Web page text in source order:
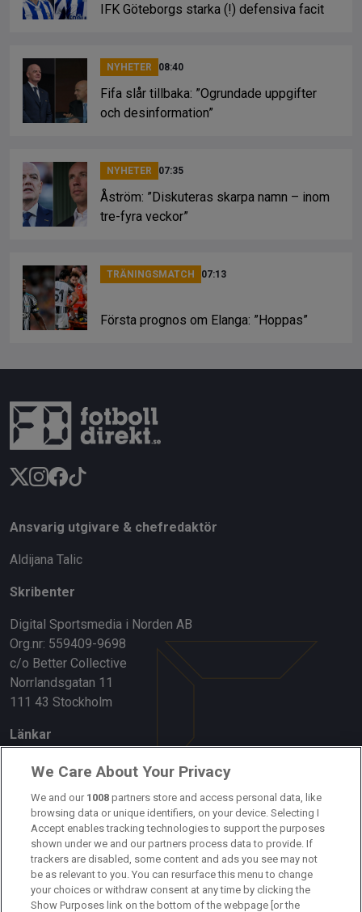
IFK Göteborgs starka (!) defensiva facit
NYHETER 08:40
Fifa slår tillbaka: ”Ogrundade uppgifter
och desinformation”
NYHETER 07:35
Åström: ”Diskuteras skarpa namn – inom
tre-fyra veckor”
TRÄNINGSMATCH 07:13
Första prognos om Elanga: ”Hoppas”
Ansvarig utgivare & chefredaktör
Aldijana Talic
Skribenter
Digital Sportsmedia i Norden AB
Org.nr: 559409-9698
c/o Better Collective
Norrlandsgatan 11
111 43 Stockholm
Länkar
Om oss
Kontakta oss
Kundtjänst
Sponsor: Rekatochklart
Annonsera på Fotbolldirekt
We Care About Your Privacy
We and our 1008 partners store and access personal data, like
browsing data or unique identifiers, on your device. Selecting I
Accept enables tracking technologies to support the purposes
shown under we and our partners process data to provide. If
trackers are disabled, some content and ads you see may not
be as relevant to you. You can resurface this menu to change
your choices or withdraw consent at any time by clicking the
Show Purposes link on the bottom of the webpage [or the